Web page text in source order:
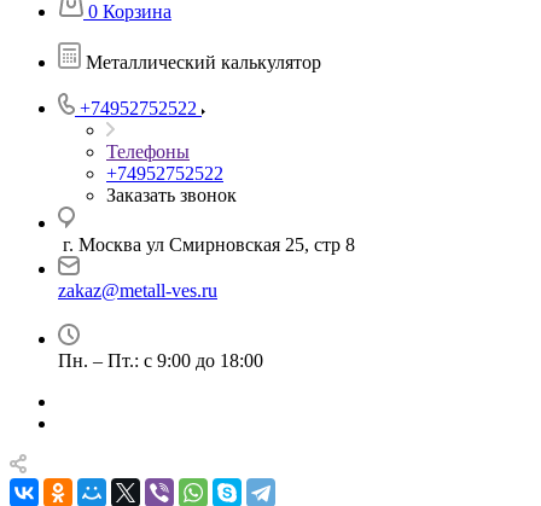
0 Корзина
Металлический калькулятор
+74952752522
Телефоны
+74952752522
Заказать звонок
г. Москва ул Смирновская 25, стр 8
zakaz@metall-ves.ru
Пн. – Пт.: с 9:00 до 18:00